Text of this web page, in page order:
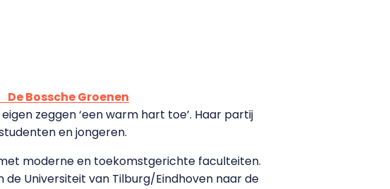
De Bossche Groenen
zeggen ‘een warm hart toe’. Haar partij
en jongeren.
moderne en toekomstgerichte faculteiten.
de Universiteit van Tilburg/Eindhoven naar de